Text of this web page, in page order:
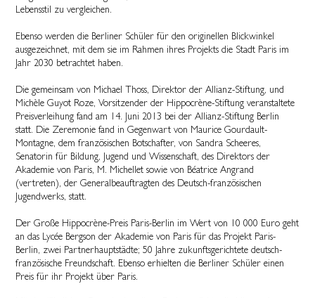
Lebensstil zu vergleichen.
Ebenso werden die Berliner Schüler für den originellen Blickwinkel
ausgezeichnet, mit dem sie im Rahmen ihres Projekts die Stadt Paris im
Jahr 2030 betrachtet haben.
Die gemeinsam von Michael Thoss, Direktor der Allianz-Stiftung, und
Michèle Guyot Roze, Vorsitzender der Hippocrène-Stiftung veranstaltete
Preisverleihung fand am 14. Juni 2013 bei der Allianz-Stiftung Berlin
statt. Die Zeremonie fand in Gegenwart von Maurice Gourdault-
Montagne, dem französischen Botschafter, von Sandra Scheeres,
Senatorin für Bildung, Jugend und Wissenschaft, des Direktors der
Akademie von Paris, M. Michellet sowie von Béatrice Angrand
(vertreten), der Generalbeauftragten des Deutsch-französischen
Jugendwerks, statt.
Der Große Hippocrène-Preis Paris-Berlin im Wert von 10 000 Euro geht
an das Lycée Bergson der Akademie von Paris für das Projekt Paris-
Berlin, zwei Partnerhauptstädte; 50 Jahre zukunftsgerichtete deutsch-
französische Freundschaft. Ebenso erhielten die Berliner Schüler einen
Preis für ihr Projekt über Paris.